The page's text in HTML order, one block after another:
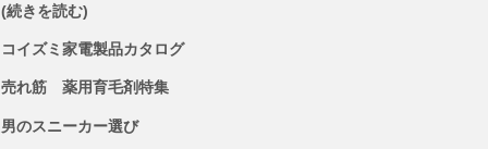
(続きを読む)
コイズミ家電製品カタログ
売れ筋 薬用育毛剤特集
男のスニーカー選び